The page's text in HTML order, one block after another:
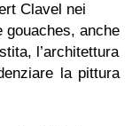
Clavel nei
gouaches, anche
l’architettura
la pittura